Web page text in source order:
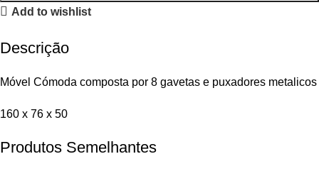
Add to wishlist
Descrição
Móvel Cómoda composta por 8 gavetas e puxadores metalicos
160 x 76 x 50
Produtos Semelhantes